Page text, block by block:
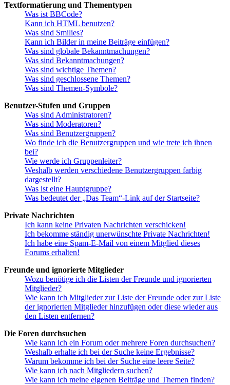
Textformatierung und Thementypen
Was ist BBCode?
Kann ich HTML benutzen?
Was sind Smilies?
Kann ich Bilder in meine Beiträge einfügen?
Was sind globale Bekanntmachungen?
Was sind Bekanntmachungen?
Was sind wichtige Themen?
Was sind geschlossene Themen?
Was sind Themen-Symbole?
Benutzer-Stufen und Gruppen
Was sind Administratoren?
Was sind Moderatoren?
Was sind Benutzergruppen?
Wo finde ich die Benutzergruppen und wie trete ich ihnen
bei?
Wie werde ich Gruppenleiter?
Weshalb werden verschiedene Benutzergruppen farbig
dargestellt?
Was ist eine Hauptgruppe?
Was bedeutet der „Das Team“-Link auf der Startseite?
Private Nachrichten
Ich kann keine Privaten Nachrichten verschicken!
Ich bekomme ständig unerwünschte Private Nachrichten!
Ich habe eine Spam-E-Mail von einem Mitglied dieses
Forums erhalten!
Freunde und ignorierte Mitglieder
Wozu benötige ich die Listen der Freunde und ignorierten
Mitglieder?
Wie kann ich Mitglieder zur Liste der Freunde oder zur Liste
der ignorierten Mitglieder hinzufügen oder diese wieder aus
den Listen entfernen?
Die Foren durchsuchen
Wie kann ich ein Forum oder mehrere Foren durchsuchen?
Weshalb erhalte ich bei der Suche keine Ergebnisse?
Warum bekomme ich bei der Suche eine leere Seite?
Wie kann ich nach Mitgliedern suchen?
Wie kann ich meine eigenen Beiträge und Themen finden?